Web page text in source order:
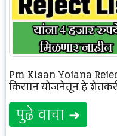
Pm Kisan Yojana
किसान योजनेतून हे
पुढे वाचा ➜